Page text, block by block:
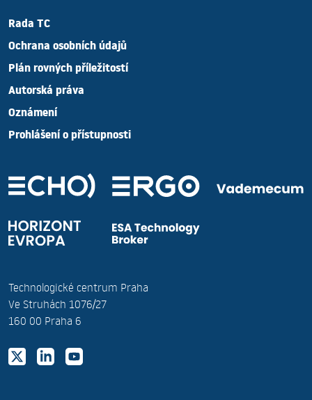
Rada TC
Ochrana osobních údajů
Plán rovných příležitostí
Autorská práva
Oznámení
Prohlášení o přístupnosti
Technologické centrum Praha
Ve Struhách 1076/27
160 00 Praha 6